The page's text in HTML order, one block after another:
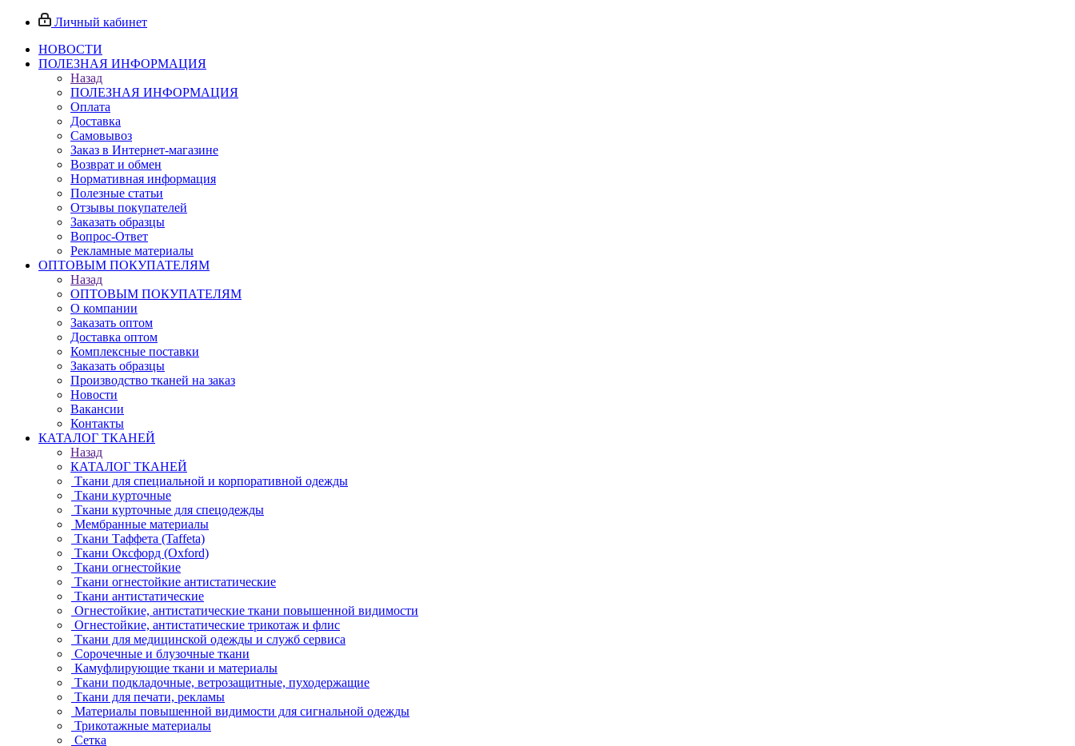
Личный кабинет
НОВОСТИ
ПОЛЕЗНАЯ ИНФОРМАЦИЯ
Назад
ПОЛЕЗНАЯ ИНФОРМАЦИЯ
Оплата
Доставка
Самовывоз
Заказ в Интернет-магазине
Возврат и обмен
Нормативная информация
Полезные статьи
Отзывы покупателей
Заказать образцы
Вопрос-Ответ
Рекламные материалы
ОПТОВЫМ ПОКУПАТЕЛЯМ
Назад
ОПТОВЫМ ПОКУПАТЕЛЯМ
О компании
Заказать оптом
Доставка оптом
Комплексные поставки
Заказать образцы
Производство тканей на заказ
Новости
Вакансии
Контакты
КАТАЛОГ ТКАНЕЙ
Назад
КАТАЛОГ ТКАНЕЙ
Ткани для специальной и корпоративной одежды
Ткани курточные
Ткани курточные для спецодежды
Мембранные материалы
Ткани Таффета (Taffeta)
Ткани Оксфорд (Oxford)
Ткани огнестойкие
Ткани огнестойкие антистатические
Ткани антистатические
Огнестойкие, антистатические ткани повышенной видимости
Огнестойкие, антистатические трикотаж и флис
Ткани для медицинской одежды и служб сервиса
Сорочечные и блузочные ткани
Камуфлирующие ткани и материалы
Ткани подкладочные, ветрозащитные, пуходержащие
Ткани для печати, рекламы
Материалы повышенной видимости для сигнальной одежды
Трикотажные материалы
Сетка